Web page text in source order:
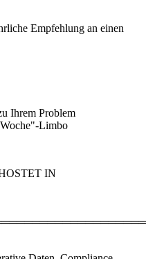
Empfehlung an einen
Ihrem Problem
Limbo
IN